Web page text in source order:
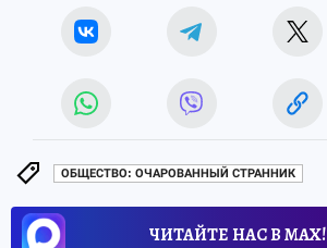
ОБЩЕСТВО: ОЧАРОВАННЫЙ СТРАННИК
ЧИТАЙТЕ НАС В МАХ!